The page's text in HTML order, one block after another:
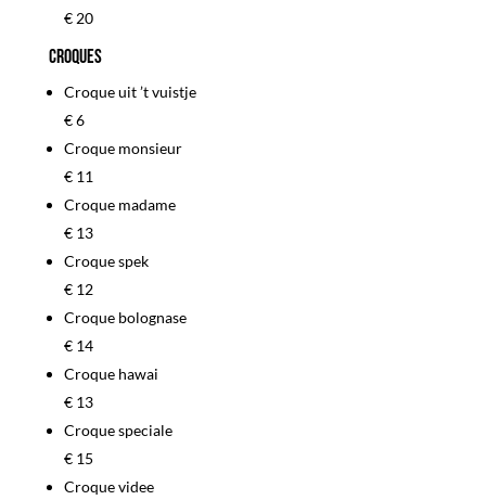
€ 20
Croques
Croque uit ’t vuistje
€ 6
Croque monsieur
€ 11
Croque madame
€ 13
Croque spek
€ 12
Croque bolognase
€ 14
Croque hawai
€ 13
Croque speciale
€ 15
Croque videe